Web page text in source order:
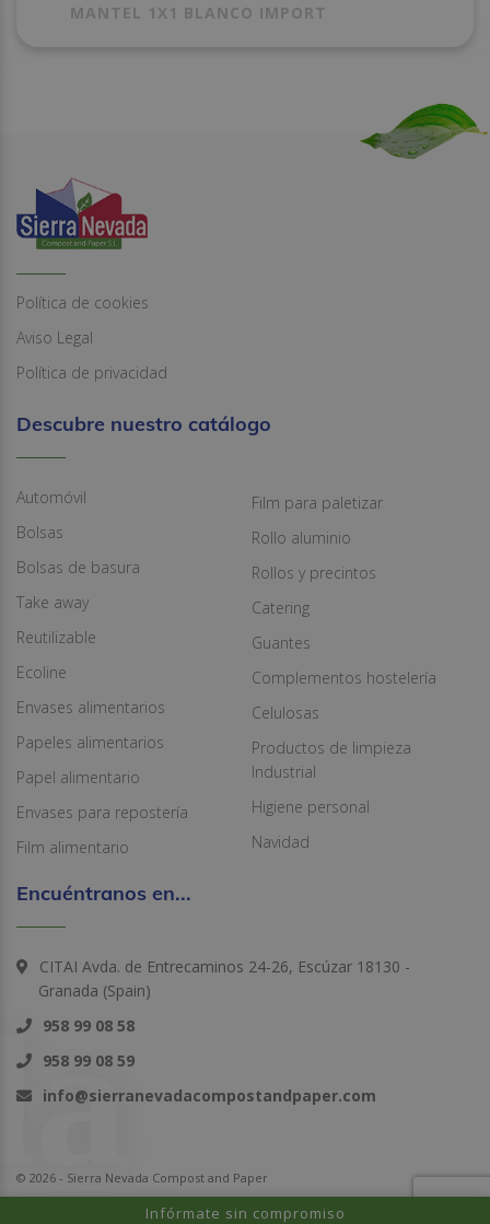
Infórmate sin compromiso
MANTEL 1X1 BLANCO IMPORT
Política de cookies
Aviso Legal
Política de privacidad
Descubre nuestro catálogo
Automóvil
Bolsas
Bolsas de basura
Take away
Reutilizable
Ecoline
Envases alimentarios
Papeles alimentarios
Papel alimentario
Envases para repostería
Film alimentario
Film para paletizar
Rollo aluminio
Rollos y precintos
Catering
Guantes
Complementos hostelería
Celulosas
Productos de limpieza
Industrial
Higiene personal
Navidad
Encuéntranos en...
CITAI Avda. de Entrecaminos 24-26, Escúzar 18130 -
Granada (Spain)
958 99 08 58
958 99 08 59
info@sierranevadacompostandpaper.com
© 2026 - Sierra Nevada Compost and Paper